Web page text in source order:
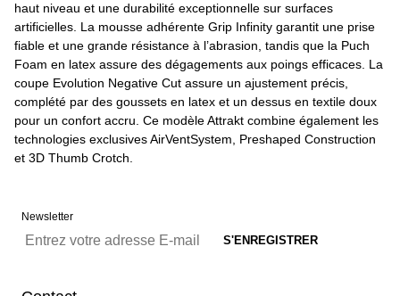
haut niveau et une durabilité exceptionnelle sur surfaces
artificielles. La mousse adhérente Grip Infinity garantit une prise
fiable et une grande résistance à l’abrasion, tandis que la Puch
Foam en latex assure des dégagements aux poings efficaces. La
coupe Evolution Negative Cut assure un ajustement précis,
complété par des goussets en latex et un dessus en textile doux
pour un confort accru. Ce modèle Attrakt combine également les
technologies exclusives AirVentSystem, Preshaped Construction
et 3D Thumb Crotch.
Newsletter